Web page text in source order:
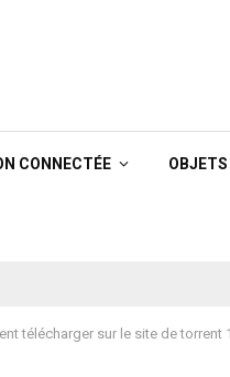
CONNECTÉE
télécharger sur le site de torrent